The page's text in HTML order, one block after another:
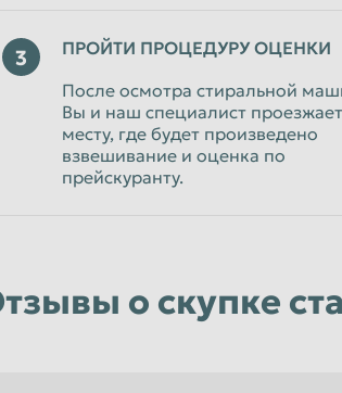
3
ПРОЙТИ ПРОЦЕДУРУ ОЦЕНКИ
После осмотра стиральной
Вы и наш специалист
месту, где будет произведено
взвешивание и оценка по
прейскуранту.
о скупке